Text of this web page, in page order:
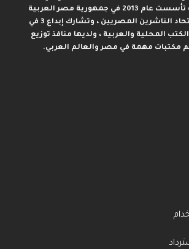
مؤسسة مصرية تأسست عام 2013 في جمهورية مصر العربية
، وهي عضو في اتحاد الناشرين المصريين ، وتشارك إبداع 3 في
المحلية والعربية ، ولديها منافذ توزيع
مهمة في مصر والعالم العربي.